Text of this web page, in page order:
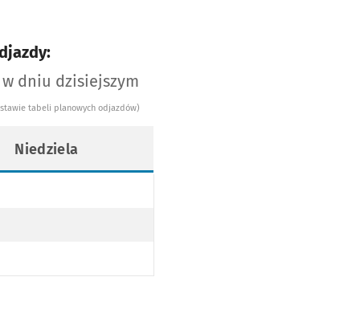
dniu dzisiejszym
tabeli planowych odjazdów)
Niedziela